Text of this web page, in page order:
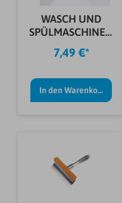
WASCH UND
SPÜLMASCHINEN
REINIGER 0,5 L
7,49 €*
In den Warenkorb